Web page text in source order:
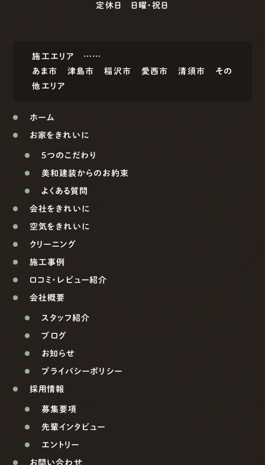
定休日 日曜・祝日
施工エリア ……
あま市
津島市 稲沢市 愛西市 清須市
その
他エリア
ホーム
お家をきれいに
5つのこだわり
美和建装からのお約束
よくある質問
会社をきれいに
空気をきれいに
クリーニング
施工事例
口コミ・レビュー紹介
会社概要
スタッフ紹介
ブログ
お知らせ
プライバシーポリシー
採用情報
募集要項
先輩インタビュー
エントリー
お問い合わせ